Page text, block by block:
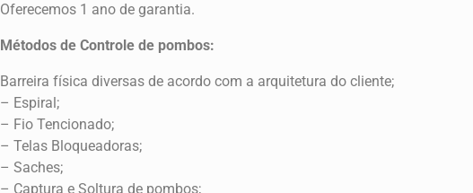
Oferecemos 1 ano de garantia.
Métodos de Controle de pombos:
Barreira física diversas de acordo com a arquitetura do cliente;
– Espiral;
– Fio Tencionado;
– Telas Bloqueadoras;
– Saches;
– Captura e Soltura de pombos;